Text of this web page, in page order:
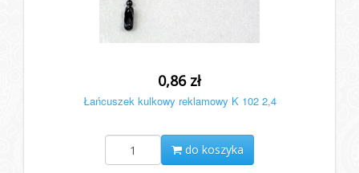
0,86 zł
Łańcuszek kulkowy reklamowy K 102 2,4
do koszyka